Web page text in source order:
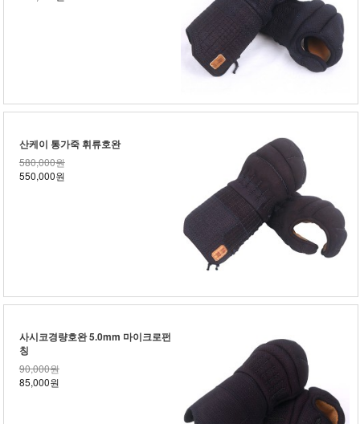
산케이 통가죽 휘류호완
580,000원
550,000원
사시코경량호완 5.0mm 마이크로펀
칭
90,000원
85,000원